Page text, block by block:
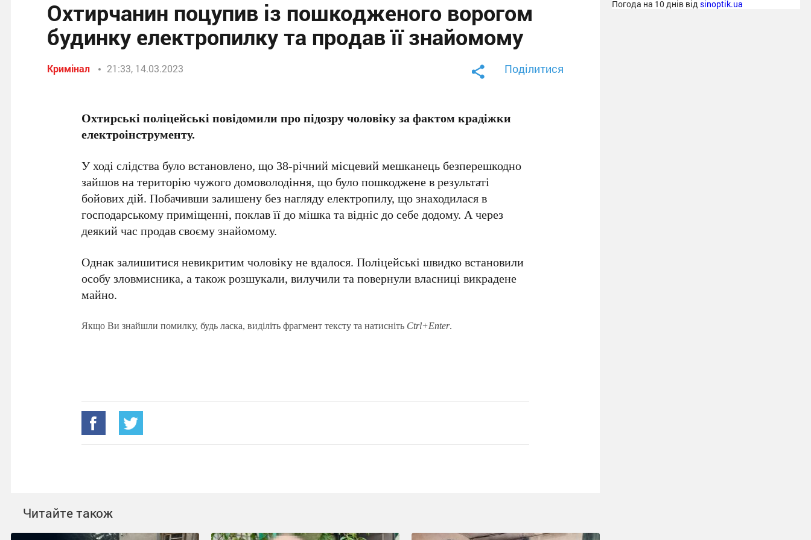
Охтирчанин поцупив із пошкодженого ворогом
будинку електропилку та продав її знайомому
Кримінал 21:33, 14.03.2023 Поділитися
Охтирські поліцейські повідомили про підозру чоловіку за фактом крадіжки
електроінструменту.
У ході слідства було встановлено, що 38-річний місцевий мешканець безперешкодно
зайшов на територію чужого домоволодіння, що було пошкоджене в результаті
бойових дій. Побачивши залишену без нагляду електропилу, що знаходилася в
господарському приміщенні, поклав її до мішка та відніс до себе додому. А через
деякий час продав своєму знайомому.
Однак залишитися невикритим чоловіку не вдалося. Поліцейські швидко встановили
особу зловмисника, а також розшукали, вилучили та повернули власниці викрадене
майно.
Якщо Ви знайшли помилку, будь ласка, виділіть фрагмент тексту та натисніть Ctrl+Enter.
Читайте також
Погода на 10 днів від sinoptik.ua